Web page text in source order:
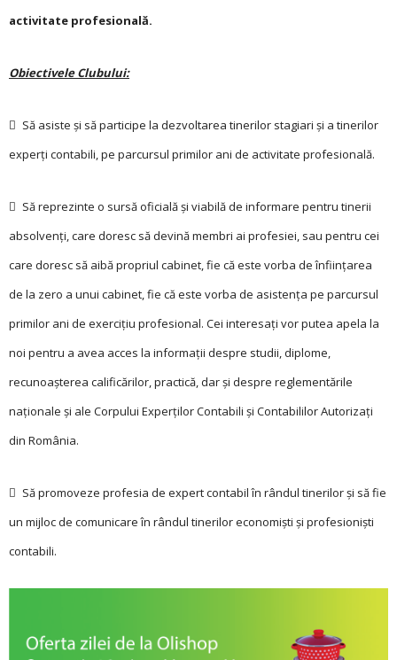
activitate profesională.
Obiectivele Clubului:
 Să asiste şi să participe la dezvoltarea tinerilor stagiari şi a tinerilor
experţi contabili, pe parcursul primilor ani de activitate profesională.
 Să reprezinte o sursă oficială şi viabilă de informare pentru tinerii
absolvenţi, care doresc să devină membri ai profesiei, sau pentru cei
care doresc să aibă propriul cabinet, fie că este vorba de înfiinţarea
de la zero a unui cabinet, fie că este vorba de asistenţa pe parcursul
primilor ani de exerciţiu profesional. Cei interesaţi vor putea apela la
noi pentru a avea acces la informaţii despre studii, diplome,
recunoaşterea calificărilor, practică, dar şi despre reglementările
naţionale şi ale Corpului Experţilor Contabili şi Contabililor Autorizaţi
din România.
 Să promoveze profesia de expert contabil în rândul tinerilor şi să fie
un mijloc de comunicare în rândul tinerilor economişti şi profesionişti
contabili.